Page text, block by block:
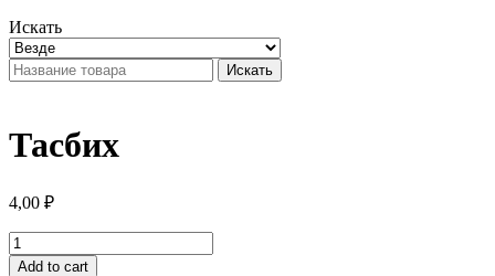
Искать
Искать
Тасбих
4,00 ₽
Тасбих
quantity
Add to cart